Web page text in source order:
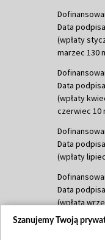
Data
(wpłaty
marzec 130
Data
(wpłaty
czerwiec 10
Data
(wpłaty
Data
(wpłata
Szanujemy Twoją